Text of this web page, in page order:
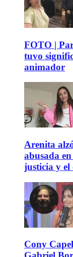
FOTO |
tuvo
animador
Arenita
abusada
justicia y el
Cony